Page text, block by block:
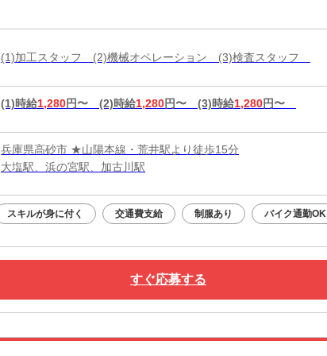
(1)加工スタッフ (2)機械オペレーション (3)検査スタッフ
(1)時給1,280円〜 (2)時給1,280円〜 (3)時給1,280円〜
兵庫県高砂市 ★山陽本線・荒井駅より徒歩15分
大塩駅、浜の宮駅、加古川駅
スキルが身に付く 交通費支給 制服あり バイク通勤OK
すぐ応募する